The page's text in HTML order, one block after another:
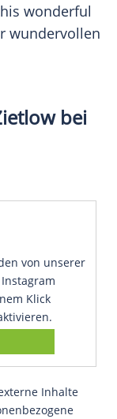
wonderful
wundervollen
bei
von unserer
Klick
Inhalte